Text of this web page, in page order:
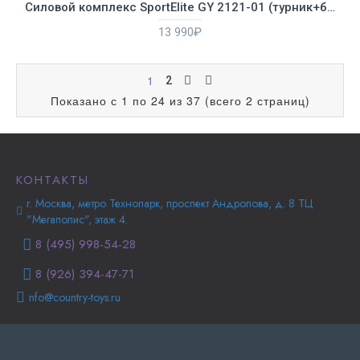
Силовой комплекс SportElite GY 2121-01 (турник+брусья)
13 990₽
1 2
Показано с 1 по 24 из 37 (всего 2 страниц)
КОНТАКТЫ
г. Москва, метро Технопарк, проспект Андропова, д. 8 ТЦ
"Мегаполис", этаж 4.
8 (495) 998-54-28
8 (926) 394-47-71
nfo@country-toys.ru